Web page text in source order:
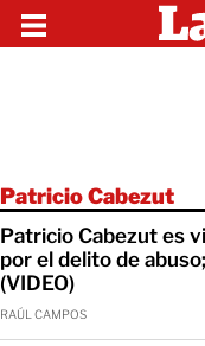
Patricio Cabezut
Patricio Cabezut es
por el delito de
(VIDEO)
RAÚL CAMPOS